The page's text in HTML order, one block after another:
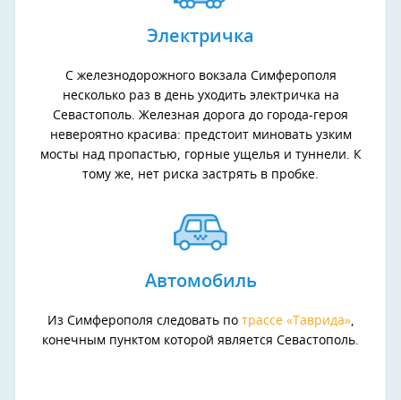
Электричка
С железнодорожного вокзала Симферополя
несколько раз в день уходить электричка на
Севастополь. Железная дорога до города-героя
невероятно красива: предстоит миновать узким
мосты над пропастью, горные ущелья и туннели. К
тому же, нет риска застрять в пробке.
Автомобиль
Из Симферополя следовать по трассе «Таврида»,
конечным пунктом которой является Севастополь.